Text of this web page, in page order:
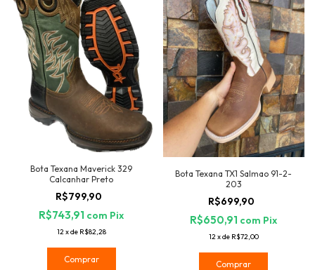
Bota Texana Maverick 329
Calcanhar Preto
R$799,90
R$743,91 com Pix
12xde R$82,28
Comprar
Bota Texana TX1 Salmao 91-2-
203
R$699,90
R$650,91 com Pix
12xde R$72,00
Comprar